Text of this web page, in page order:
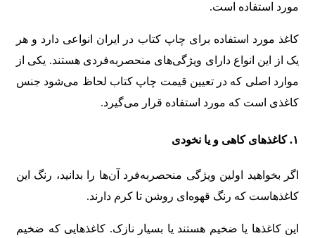
مورد استفاده است.
کاغذ مورد استفاده برای چاپ کتاب در ایران انواعی دارد و هر
یک از این انواع دارای ویژگی‌های منحصربه‌فردی هستند. یکی از
موارد اصلی که در تعیین قیمت چاپ کتاب لحاظ می‌شود جنس
کاغذی است که مورد استفاده قرار می‌گیرد.
۱. کاغذهای کاهی و یا نخودی
اگر بخواهید اولین ویژگی منحصربه‌فرد آن‌ها را بدانید، رنگ این
کاغذهاست که رنگ قهوه‌ای روشن تا کرم دارند.
این کاغذها یا ضخیم هستند یا بسیار نازک. کاغذهایی که ضخیم